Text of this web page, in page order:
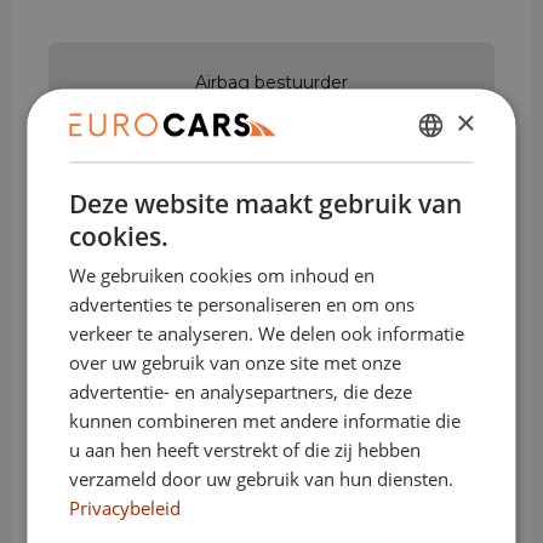
Airbag bestuurder
Airconditioning
Alarmsysteem
Alarmsysteem klasse I
DUTCH
ENGLISH
×
Deze website maakt gebruik van
cookies.
We gebruiken cookies om inhoud en
advertenties te personaliseren en om ons
verkeer te analyseren. We delen ook informatie
over uw gebruik van onze site met onze
advertentie- en analysepartners, die deze
kunnen combineren met andere informatie die
u aan hen heeft verstrekt of die zij hebben
verzameld door uw gebruik van hun diensten.
Privacybeleid